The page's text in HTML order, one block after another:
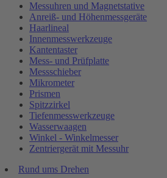
Messuhren und Magnetstative
Anreiß- und Höhenmessgeräte
Haarlineal
Innenmesswerkzeuge
Kantentaster
Mess- und Prüfplatte
Messschieber
Mikrometer
Prismen
Spitzzirkel
Tiefenmesswerkzeuge
Wasserwaagen
Winkel - Winkelmesser
Zentriergerät mit Messuhr
Rund ums Drehen